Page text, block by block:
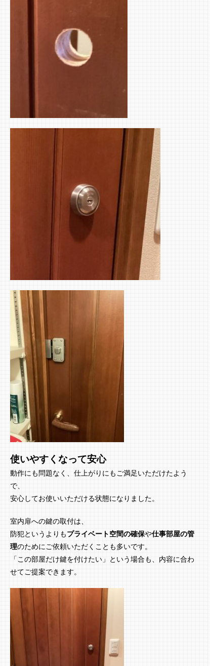
使いやすくなって安心
動作にも問題なく、仕上がりにもご満足いただけたよう
で、
安心してお使いいただける状態になりました。
室内扉への鍵の取付は、
防犯というよりもプライベート空間の確保や仕事部屋の管
理のためにご依頼いただくことも多いです。
「この部屋だけ鍵を付けたい」という場合も、内容に合わ
せてご提案できます。